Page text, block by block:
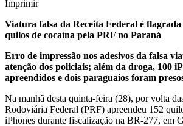
Imprimir
Viatura falsa da Receita Federal é flagrada
quilos de cocaína pela PRF no Paraná
Erro de impressão nos adesivos da falsa
atenção dos policiais; além da droga, 100
apreendidos e dois paraguaios foram
Na manhã desta quinta-feira (28), por volta
Rodoviária Federal (PRF) apreendeu 152
iPhones durante fiscalização na BR-277, em